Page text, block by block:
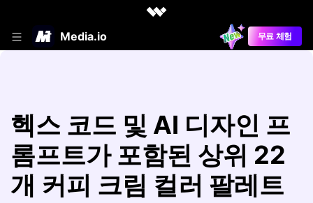
Media.io 무료 체험
헥스 코드 및 AI 디자인 프
롬프트가 포함된 상위 22
개 커피 크림 컬러 팔레트